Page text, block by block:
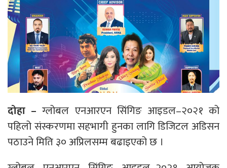
दोहा –ग्लोबल एनआरएन सिंगिङ आइडल–२०२१ को
पहिलो संस्करणमा सहभागी हुनका लागि डिजिटल अडिसन
पठाउने मिति ३० अप्रिलसम्म बढाइएको छ ।